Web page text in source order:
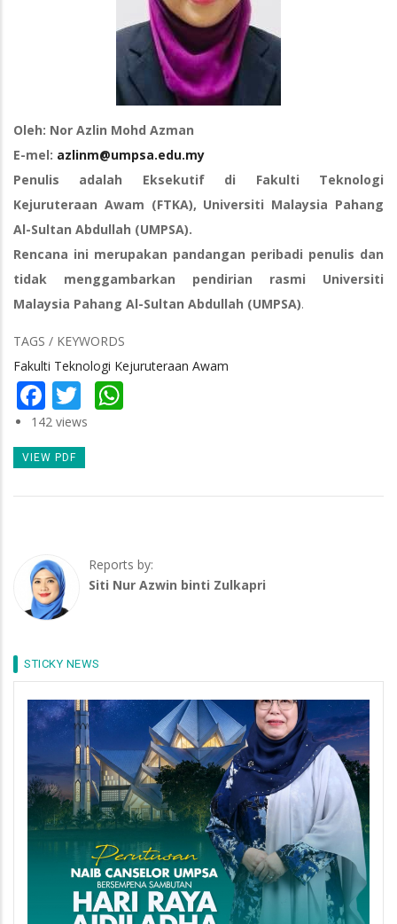
Oleh: Nor Azlin Mohd Azman
E-mel: azlinm@umpsa.edu.my
Penulis adalah Eksekutif di Fakulti Teknologi
Kejuruteraan Awam (FTKA), Universiti Malaysia Pahang
Al-Sultan Abdullah (UMPSA).
Rencana ini merupakan pandangan peribadi penulis dan
tidak menggambarkan pendirian rasmi Universiti
Malaysia Pahang Al-Sultan Abdullah (UMPSA).
TAGS / KEYWORDS
Fakulti Teknologi Kejuruteraan Awam
Facebook
Twitter
142 views
VIEW PDF
Reports by:
Siti Nur Azwin binti Zulkapri
STICKY NEWS